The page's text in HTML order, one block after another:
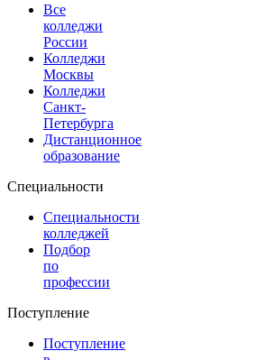
Все
колледжи
России
Колледжи
Москвы
Колледжи
Санкт-
Петербурга
Дистанционное
образование
Специальности
Специальности
колледжей
Подбор
по
профессии
Поступление
Поступление